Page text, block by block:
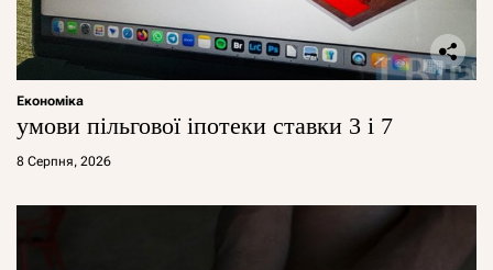
Економіка
умови пільгової іпотеки ставки 3 і 7
8 Серпня, 2026